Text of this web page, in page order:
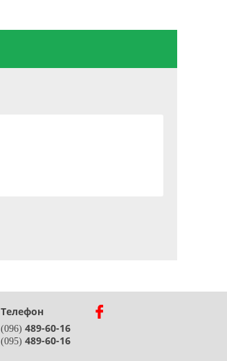
Телефон
(096) 489-60-16
(095) 489-60-16